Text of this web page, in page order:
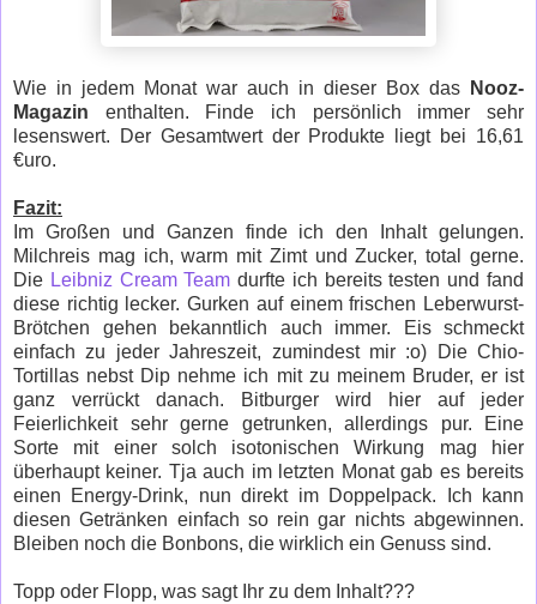
Wie in jedem Monat war auch in dieser Box das
Nooz-
Magazin enthalten. Finde ich persönlich immer sehr
lesenswert. Der Gesamtwert der Produkte liegt bei 16,61
€uro.
Fazit:
Im Großen und Ganzen finde ich den Inhalt gelungen.
Milchreis mag ich, warm mit Zimt und Zucker, total gerne.
Die Leibniz Cream Team durfte ich bereits testen und fand
diese richtig lecker. Gurken auf einem frischen Leberwurst-
Brötchen gehen bekanntlich auch immer. Eis schmeckt
einfach zu jeder Jahreszeit, zumindest mir :o) Die Chio-
Tortillas nebst Dip nehme ich mit zu meinem Bruder, er ist
ganz verrückt danach. Bitburger wird hier auf jeder
Feierlichkeit sehr gerne getrunken, allerdings pur. Eine
Sorte mit einer solch isotonischen Wirkung mag hier
überhaupt keiner. Tja auch im letzten Monat gab es bereits
einen Energy-Drink, nun direkt im Doppelpack. Ich kann
diesen Getränken einfach so rein gar nichts abgewinnen.
Bleiben noch die Bonbons, die wirklich ein Genuss sind.
Topp oder Flopp, was sagt Ihr zu dem Inhalt???